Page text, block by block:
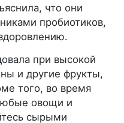
что они
пробиотиков,
при высокой
и другие фрукты,
того, во время
овощи и
сырыми